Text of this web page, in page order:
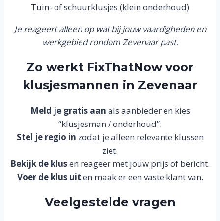
Tuin- of schuurklusjes (klein onderhoud)
Je reageert alleen op wat bij jouw vaardigheden en
werkgebied rondom Zevenaar past.
Zo werkt FixThatNow voor
klusjesmannen in Zevenaar
Meld je gratis aan als aanbieder en kies
“klusjesman / onderhoud”.
Stel je regio in zodat je alleen relevante klussen
ziet.
Bekijk de klusen reageer met jouw prijs of bericht.
Voer de klus uit en maak er een vaste klant van.
Veelgestelde vragen